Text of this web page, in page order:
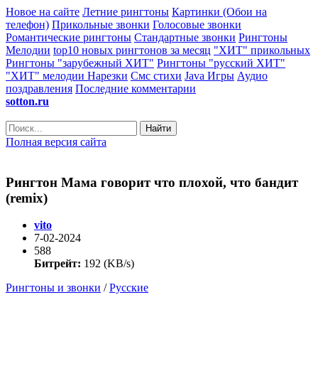
Новое на сайте Летние рингтоны Картинки (Обои на
телефон) Прикольные звонки Голосовые звонки
Романтические рингтоны Стандартные звонки Рингтоны
Мелодии top10 новых рингтонов за месяц "ХИТ" прикольных
Рингтоны "зарубежный ХИТ" Рингтоны "русский ХИТ"
"ХИТ" мелодии Нарезки Смс стихи Java Игры Аудио
поздравления Последние комментарии
sotton.ru
Найти
Полная версия сайта
Рингтон Мама говорит что плохой, что бандит
(remix)
vito
7-02-2024
588
Битрейт: 192 (KB/s)
Рингтоны и звонки /Русские